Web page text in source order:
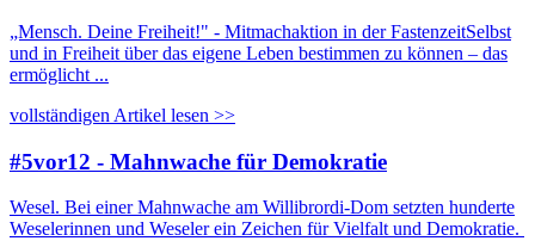
„Mensch. Deine Freiheit!" - Mitmachaktion in der FastenzeitSelbst
und in Freiheit über das eigene Leben bestimmen zu können – das
ermöglicht ...
vollständigen Artikel lesen >>
#5vor12 - Mahnwache für Demokratie
Wesel. Bei einer Mahnwache am Willibrordi-Dom setzten hunderte
Weselerinnen und Weseler ein Zeichen für Vielfalt und Demokratie.